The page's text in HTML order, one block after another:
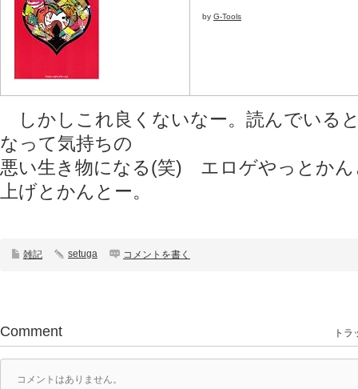
by G-Tools
しかしこれ良くないなー。読んでいる
なって気持ちの
悪い生き物になる(笑) エロゲやっとかん
上げとかんとー。
雑記 setuga コメントを書く
Comment トラ
コメントはありません。